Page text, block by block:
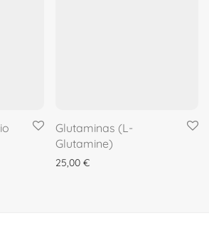
Glutaminas (L-
Glutamine)
25,00 €